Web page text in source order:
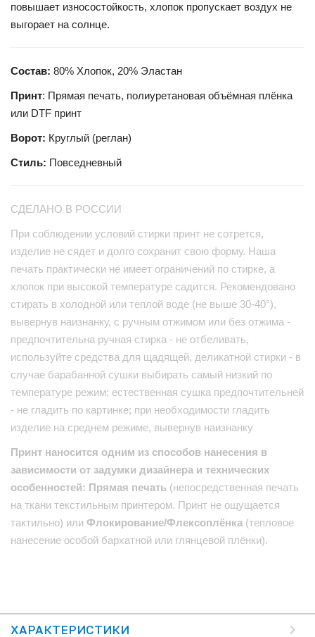
повышает износостойкость, хлопок пропускает воздух не
выгорает на солнце.
Состав: 80% Хлопок, 20% Эластан
Принт: Прямая печать, полиуретановая объёмная плёнка
или DTF принт
Ворот: Круглый (реглан)
Стиль: Повседневный
СДЕЛАНО В РОССИИ
При соблюдении условий стирки принт не сотрется,
изделие не сядет и долго сохранит свою форму. Наша
печать практически не имеет ограничений по стирке, а
хлопок при высокой температуре садится. Рекомендовано
стирать в холодной или теплой воде (не выше 30-40°),
вывернув наизнанку, с ручным отжимом или без отжима -
предпочтительна ручная стирка - не отбеливать,
используйте средства для щадящей, деликатной стирки - в
случае барабанной сушки выбирать самый низкий по
температуре режим; естественная сушка предпочтительней
- не гладить по картинке; при необходимости гладить
изделие на среднем режиме, вывернув наизнанку
Принт наносится одним из способов нанесения в
зависимости от задумки дизайнера и технических
особенностей: Прямая печать (непосредственная печать
на ткани текстильным принтером. Принт не ощущается
тактильно) или Флокирование/Флексоплёнка (тепловое
нанесение особой бархатной или глянцевой плёнки).
ХАРАКТЕРИСТИКИ